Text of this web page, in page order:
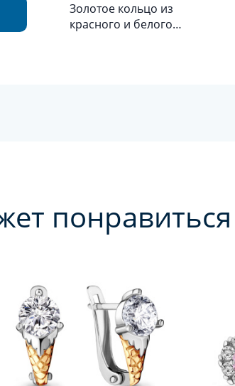
Золотое кольцо из
красного и белого
понравиться